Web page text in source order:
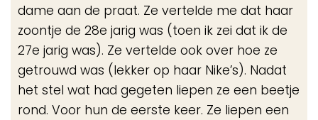
dame aan de praat. Ze vertelde me dat haar
zoontje de 28e jarig was (toen ik zei dat ik de
27e jarig was). Ze vertelde ook over hoe ze
getrouwd was (lekker op haar Nike’s). Nadat
het stel wat had gegeten liepen ze een beetje
rond. Voor hun de eerste keer. Ze liepen een